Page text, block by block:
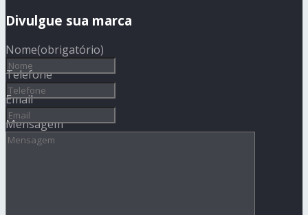
Divulgue sua marca
Nome(obrigatório)
Telefone
Email
Mensagem